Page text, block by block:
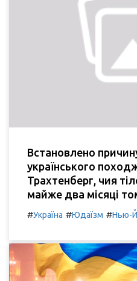
Встановлено
українського
Трахтенберг, чия
майже два місяці
#Україна #Юдаїзм #Нью-